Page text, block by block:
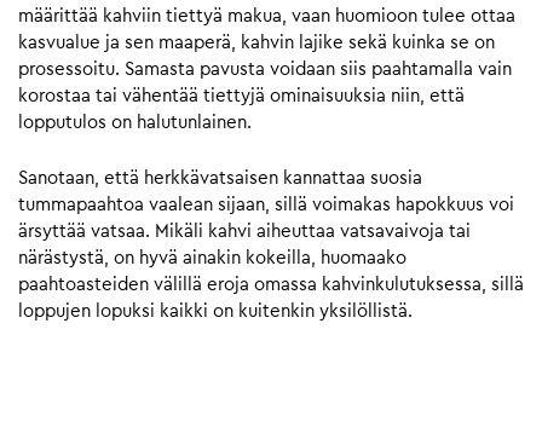
määrittää kahviin tiettyä makua, vaan huomioon tulee ottaa
kasvualue ja sen maaperä, kahvin lajike sekä kuinka se on
prosessoitu. Samasta pavusta voidaan siis paahtamalla vain
korostaa tai vähentää tiettyjä ominaisuuksia niin, että
lopputulos on halutunlainen.
Sanotaan, että herkkävatsaisen kannattaa suosia
tummapaahtoa vaalean sijaan, sillä voimakas hapokkuus voi
ärsyttää vatsaa. Mikäli kahvi aiheuttaa vatsavaivoja tai
närästystä, on hyvä ainakin kokeilla, huomaako
paahtoasteiden välillä eroja omassa kahvinkulutuksessa, sillä
loppujen lopuksi kaikki on kuitenkin yksilöllistä.